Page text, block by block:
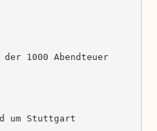
1000 Abendteuer
um Stuttgart